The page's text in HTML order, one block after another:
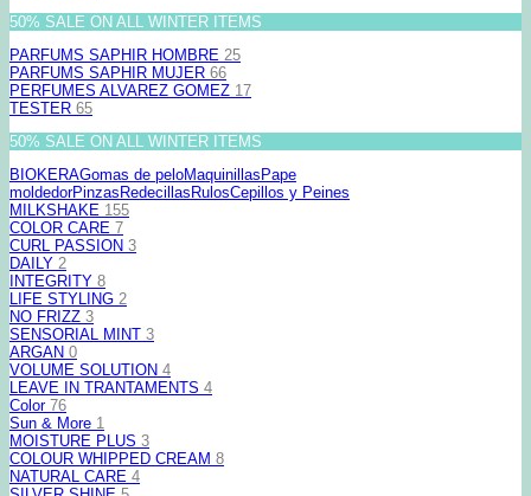
50% SALE ON ALL WINTER ITEMS
PARFUMS SAPHIR HOMBRE 25
PARFUMS SAPHIR MUJER 66
PERFUMES ALVAREZ GOMEZ 17
TESTER 65
50% SALE ON ALL WINTER ITEMS
BIOKERAGomas de peloMaquinillas Pape
moldedorPinzas Redecillas RulosCepillos y Peines
MILKSHAKE 155
COLOR CARE 7
CURL PASSION 3
DAILY 2
INTEGRITY 8
LIFE STYLING 2
NO FRIZZ 3
SENSORIAL MINT 3
ARGAN 0
VOLUME SOLUTION 4
LEAVE IN TRANTAMENTS 4
Color 76
Sun & More 1
MOISTURE PLUS 3
COLOUR WHIPPED CREAM 8
NATURAL CARE 4